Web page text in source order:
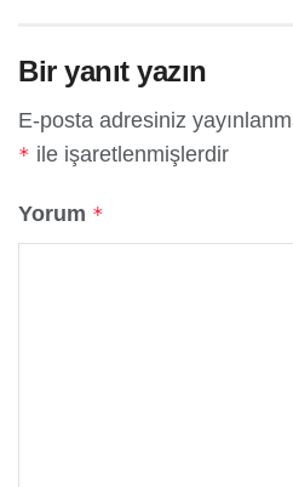
Bir yanıt yazın
E-posta adresiniz
* ile işaretlenmişlerdir
Yorum *